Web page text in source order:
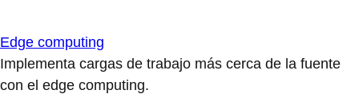
Edge computing
Implementa cargas de trabajo más cerca de la fuente
con el edge computing.